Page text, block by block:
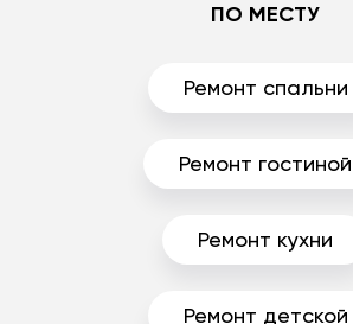
ПО МЕСТУ
Ремонт спальни
Ремонт гостиной
Ремонт кухни
Ремонт детской